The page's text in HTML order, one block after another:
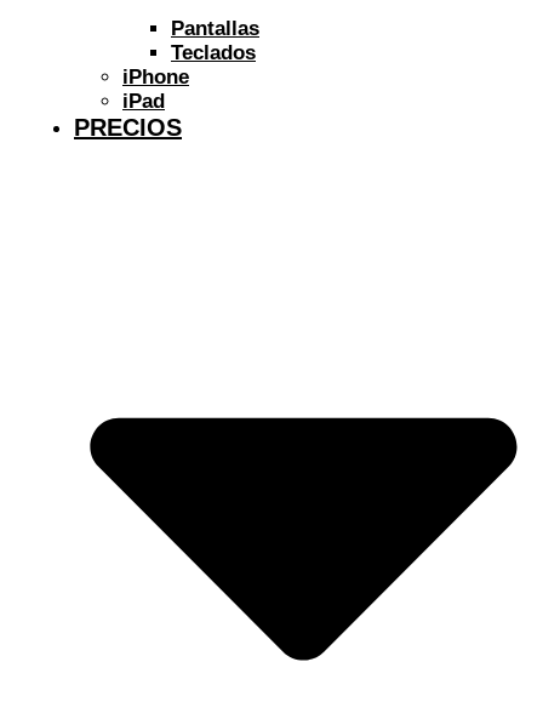
Pantallas
Teclados
iPhone
iPad
PRECIOS